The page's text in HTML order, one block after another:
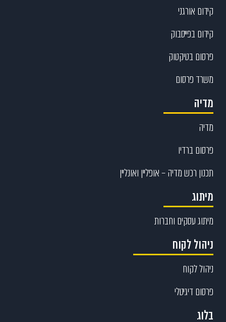
קידום אורגני
קידום בפייסבוק
פרסום בטיקטוק
משרד פרסום
מדיה
מדיה
פרסום ברדיו
תכנון רכש מדיה – אופליין ואונליין
מיתוג
מיתוג עסקים וחברות
ניהול לקוח
ניהול לקוח
פרסום דיגיטלי
בלוג